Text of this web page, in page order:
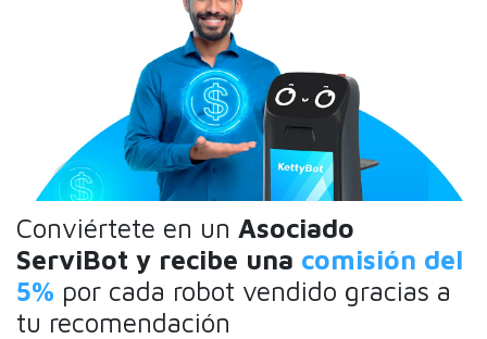
Conviértete en un Asociado
ServiBot y recibe una comisión del
5% por cada robot vendido gracias a
tu recomendación